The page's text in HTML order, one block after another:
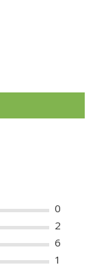
0
2
6
1